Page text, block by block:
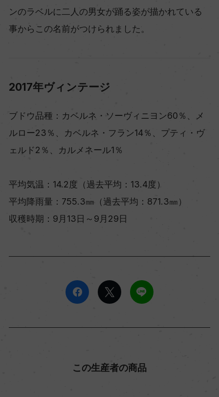
ンのラベルに二人の男女が踊る姿が描かれている
事からこの名前がつけられました。
2017年ヴィンテージ
ブドウ品種：カベルネ・ソーヴィニヨン60％、メ
ルロー23％、カベルネ・フラン14％、プティ・ヴ
ェルド2％、カルメネール1％
平均気温：14.2度（過去平均：13.4度）
平均降雨量：755.3㎜（過去平均：871.3㎜）
収穫時期：9月13日～9月29日
この生産者の商品